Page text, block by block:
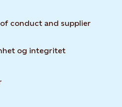
conduct and supplier
og integritet